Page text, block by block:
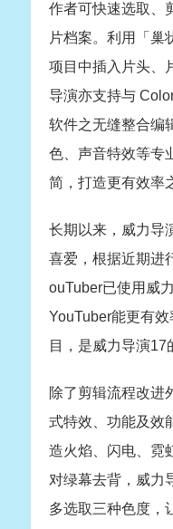
作者可快速选取、
片档案。利用「巢
项目中插入片头、
导演亦支持与
软件之无缝整合编
色、声音特效等专
简，打造更有效率
长期以来，威力导
喜爱，根据近期进
ouTuber已使用威
YouTuber能更有
目，是威力导演17
除了剪辑流程改进
式特效、功能及效
造火焰、闪电、霓
对绿幕去背，威力
多选取三种色度，